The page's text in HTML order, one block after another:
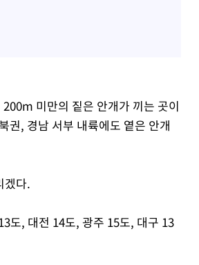
미만의 짙은 안개가 끼는 곳이
권, 경남 서부 내륙에도 옅은 안개
겠다.
도, 대전 14도, 광주 15도, 대구 13